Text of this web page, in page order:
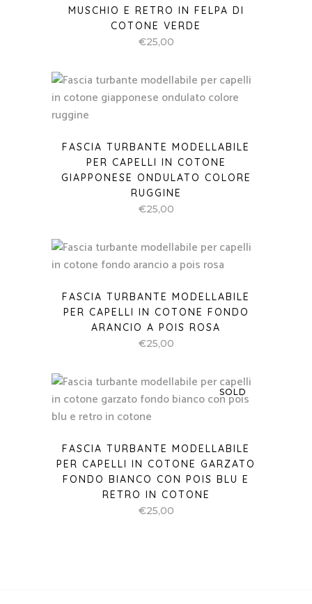
MUSCHIO E RETRO IN FELPA DI
COTONE VERDE
€25,00
FASCIA TURBANTE MODELLABILE
PER CAPELLI IN COTONE
GIAPPONESE ONDULATO COLORE
RUGGINE
€25,00
FASCIA TURBANTE MODELLABILE
PER CAPELLI IN COTONE FONDO
ARANCIO A POIS ROSA
€25,00
SOLD
FASCIA TURBANTE MODELLABILE
PER CAPELLI IN COTONE GARZATO
FONDO BIANCO CON POIS BLU E
RETRO IN COTONE
€25,00